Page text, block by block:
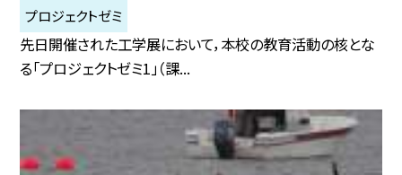
プロジェクトゼミ
先日開催された工学展において，本校の教育活動の核とな
る「プロジェクトゼミ1」（課...